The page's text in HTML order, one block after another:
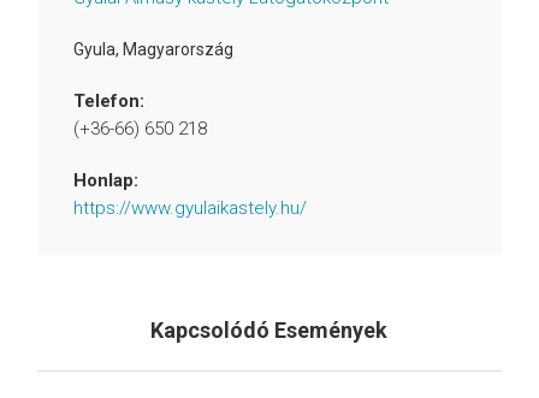
Gyula, Magyarország
Telefon:
(+36-66) 650 218
Honlap:
https://www.gyulaikastely.hu/
Kapcsolódó Események